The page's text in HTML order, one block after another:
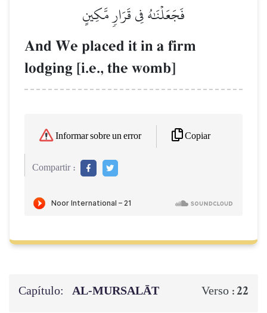
فَجَعَلۡنَٰهُ فِي قَرَارٖ مَّكِينٍ
And We placed it in a firm
lodging [i.e., the womb]
Informar sobre un error Copiar
Compartir :
Capítulo: AL‑MURSALĀT Verso :22